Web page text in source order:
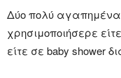
Δύο πολύ
χρησιμοποιήσερε
είτε σε baby shower